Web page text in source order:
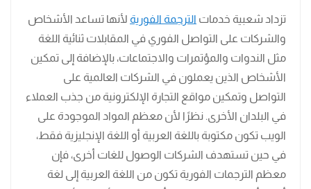
تزداد شعبية خدمات الترجمة الفورية لأنها تساعد الأشخاص
والشركات على التواصل الفوري في المقابلات ثنائية اللغة
مثل الندوات والمؤتمرات والاجتماعات، بالإضافة إلى تمكين
الأشخاص الذين يعملون في الشركات العالمية على
التواصل وتمكين مواقع التجارة الإلكترونية من جذب العملاء
في البلدان الأخرى. نظرًا لأن معظم المواد الموجودة على
الويب تكون مكتوبة باللغة العربية أو اللغة الإنجليزية فقط،
في حين تستهدف الشركات الوصول للغات أخرى، فإن
معظم الترجمات الفورية تكون من اللغة العربية إلى لغة